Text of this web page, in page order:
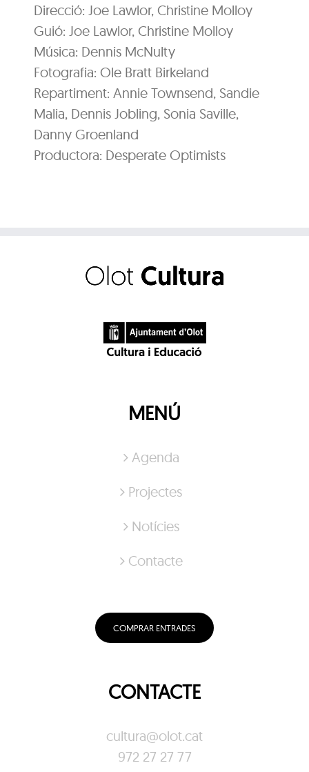
Direcció: Joe Lawlor, Christine Molloy
Guió: Joe Lawlor, Christine Molloy
Música: Dennis McNulty
Fotografia: Ole Bratt Birkeland
Repartiment: Annie Townsend, Sandie
Malia, Dennis Jobling, Sonia Saville,
Danny Groenland
Productora: Desperate Optimists
MENÚ
Agenda
Projectes
Notícies
Contacte
COMPRAR ENTRADES
CONTACTE
cultura@olot.cat
972 27 27 77